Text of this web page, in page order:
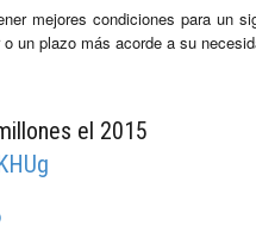
mejores condiciones para un
un plazo más acorde a su
el 2015